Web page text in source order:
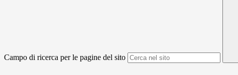
Campo di ricerca per le pagine del sito